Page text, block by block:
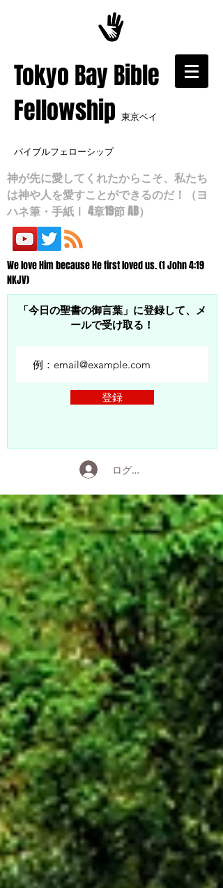
​Tokyo Bay Bible
Fellowship 東京ベイ
バイブルフェローシップ
神が先に愛してくれたからこそ、私たち
は神や人を愛すことができるのだ！（ヨ
ハネ筆・手紙Ⅰ 4章19節 AB）
We love Him because He first loved us. (1 John 4:19
NKJV)
「今日の聖書の御言葉」に登録して、メ
ールで受け取る！
登録
ログイン